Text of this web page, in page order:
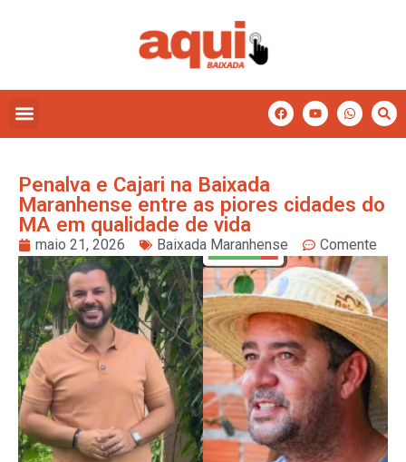
Penalva e Cajari na Baixada
Maranhense entre as piores cidades do
MA em qualidade de vida
maio 21, 2026 Baixada Maranhense Comente